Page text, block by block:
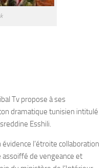
Tv propose à ses
dramatique tunisien intitulé
Esshili.
l’étroite collaboration
de vengeance et